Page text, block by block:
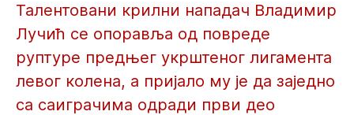
Талентовани крилни нападач Владимир
Лучић се опоравља од повреде
руптуре предњег укрштеног лигамента
левог колена, а пријало му је да заједно
са саиграчима одради први део